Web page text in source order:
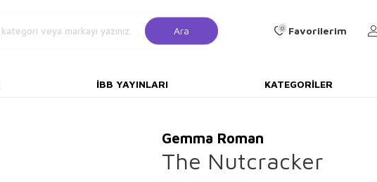
Ara 0 Favorilerim
İBB YAYINLARI KATEGORILER
Gemma Roman
The Nutcracker